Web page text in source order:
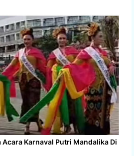
Acara Karnaval Putri Mandalika Di